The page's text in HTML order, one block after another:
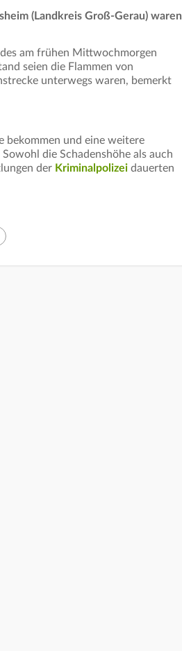
(Landkreis Groß-Gerau) waren
am frühen Mittwochmorgen
seien die Flammen von
unterwegs waren, bemerkt
bekommen und eine weitere
die Schadenshöhe als auch
der Kriminalpolizei dauerten